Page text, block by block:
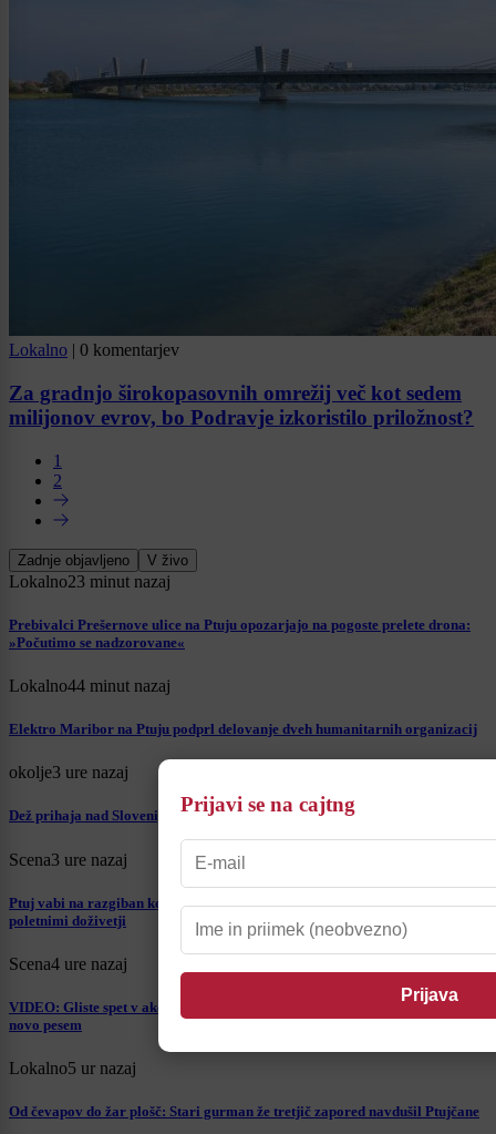
Lokalno | 0 komentarjev
Za gradnjo širokopasovnih omrežij več kot sedem
milijonov evrov, bo Podravje izkoristilo priložnost?
1
2
Zadnje objavljeno V živo
Lokalno23 minut nazaj
Prebivalci Prešernove ulice na Ptuju opozarjajo na pogoste prelete drona:
»Počutimo se nadzorovane«
Lokalno44 minut nazaj
Elektro Maribor na Ptuju podprl delovanje dveh humanitarnih organizacij
okolje3 ure nazaj
Dež prihaja nad Slovenijo, a ne povsod: preverite, kje bo padavin največ
Scena3 ure nazaj
Ptuj vabi na razgiban konec tedna z žonglerskim spektaklom, glasbo in
poletnimi doživetji
Scena4 ure nazaj
VIDEO: Gliste spet v akciji, skrivnostna in odštekana dvojica predstavlja
novo pesem
Lokalno5 ur nazaj
Od čevapov do žar plošč: Stari gurman že tretjič zapored navdušil Ptujčane
Prijavi se na cajtng